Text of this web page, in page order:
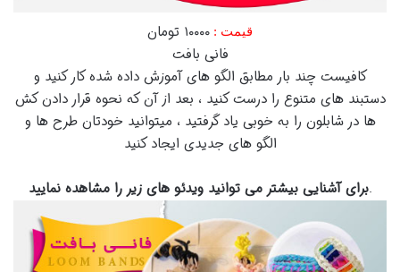
قیمت : ۱۰۰۰۰ تومان
فانی بافت
کافیست چند بار مطابق الگو های آموزش داده شده کار کنید و
دستبند های متنوع را درست کنید ، بعد از آن که نحوه قرار دادن کش
ها در شابلون را به خوبی یاد گرفتید ، میتوانید خودتان طرح ها و
الگو های جدیدی ایجاد کنید
.برای آشنایی بیشتر می توانید ویدئو های زیر را مشاهده نمایید